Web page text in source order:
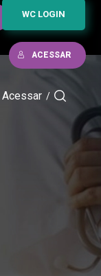
WC LOGIN
ACESSAR
Acessar /